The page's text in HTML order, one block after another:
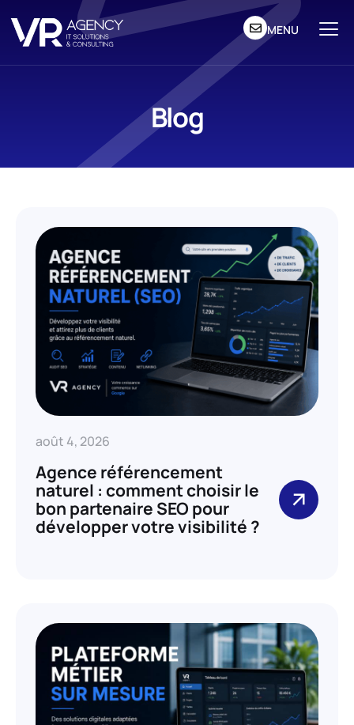
MENU
Blog
août 4, 2026
Agence référencement
naturel : comment choisir le
bon partenaire SEO pour
développer votre visibilité ?